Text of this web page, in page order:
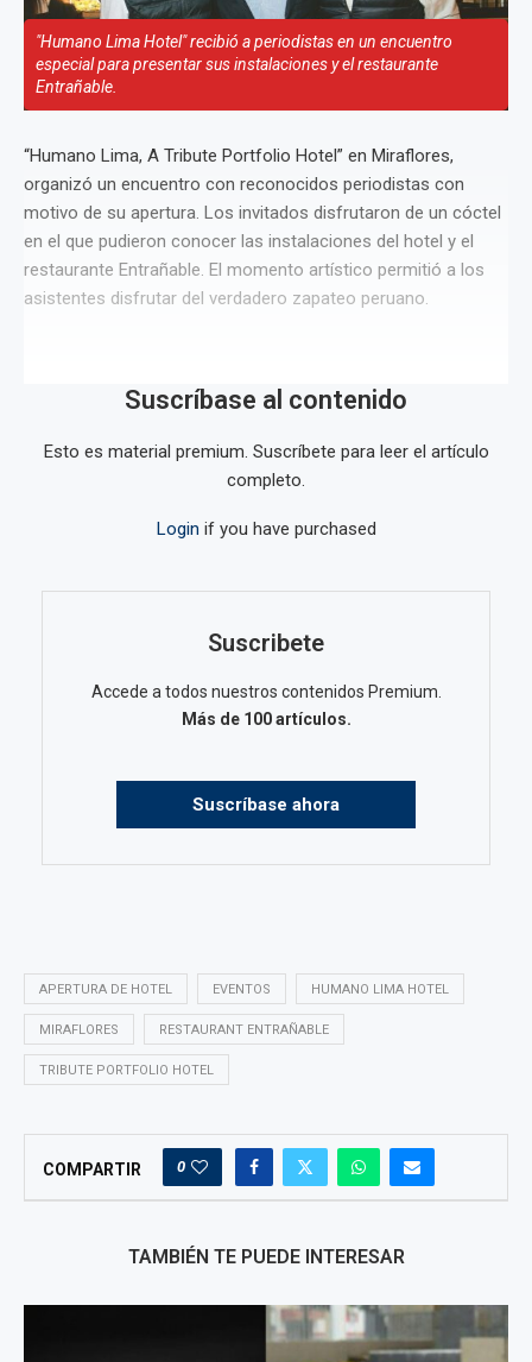
"Humano Lima Hotel" recibió a periodistas en un encuentro
especial para presentar sus instalaciones y el restaurante
Entrañable.
“Humano Lima, A Tribute Portfolio Hotel” en Miraflores,
organizó un encuentro con reconocidos periodistas con
motivo de su apertura. Los invitados disfrutaron de un cóctel
en el que pudieron conocer las instalaciones del hotel y el
restaurante Entrañable. El momento artístico permitió a los
asistentes disfrutar del verdadero zapateo peruano.
Suscríbase al contenido
Esto es material premium. Suscríbete para leer el artículo
completo.
Login if you have purchased
Suscribete
Accede a todos nuestros contenidos Premium.
Más de 100 artículos.
Suscríbase ahora
APERTURA DE HOTEL EVENTOS HUMANO LIMA HOTEL
MIRAFLORES RESTAURANT ENTRAÑABLE
TRIBUTE PORTFOLIO HOTEL
COMPARTIR 0
TAMBIÉN TE PUEDE INTERESAR